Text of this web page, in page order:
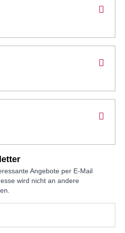
Angebote per E-Mail
wird nicht an andere